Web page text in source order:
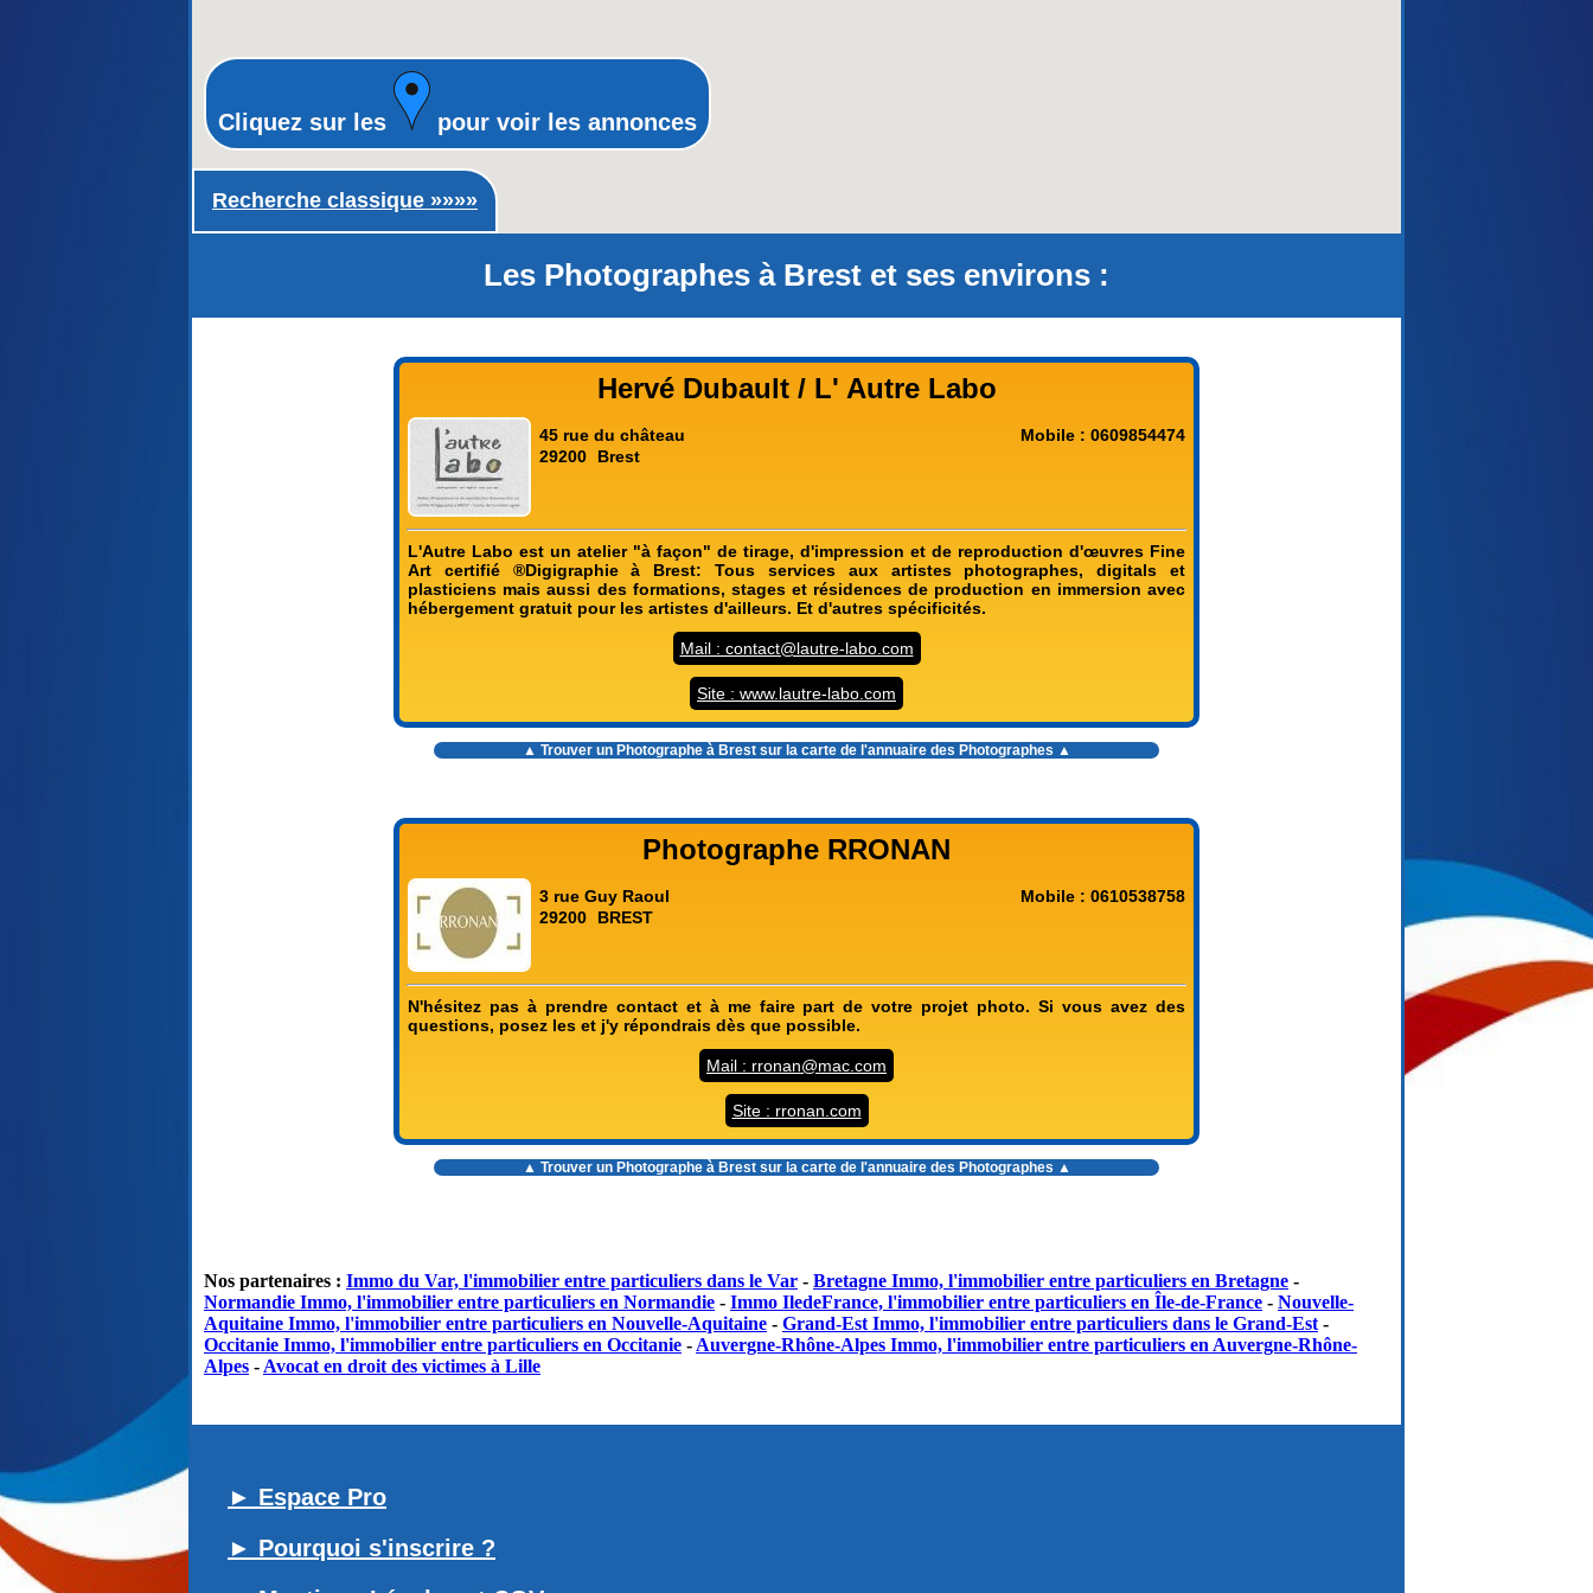
Recherche classique ►
Recherche classique »»»»
Cliquez sur les pour voir les annonces
Les Photographes à Brest et ses environs :
Hervé Dubault / L' Autre Labo
45 rue du château
29200
Brest
Mobile : 0609854474
L'Autre Labo est un atelier "à façon" de tirage, d'impression et de reproduction d'œuvres Fine
Art certifié ®Digigraphie à Brest: Tous services aux artistes photographes, digitals et
plasticiens mais aussi des formations, stages et résidences de production en immersion avec
hébergement gratuit pour les artistes d'ailleurs. Et d'autres spécificités.
Mail : contact@lautre-labo.com
Site : www.lautre-labo.com
▲ Trouver un Photographe à Brestsur la carte de l'annuaire des Photographes ▲
Photographe RRONAN
3 rue Guy Raoul
29200
BREST
Mobile : 0610538758
N'hésitez pas à prendre contact et à me faire part de votre projet photo. Si vous avez des
questions, posez les et j'y répondrais dès que possible.
Mail : rronan@mac.com
Site : rronan.com
▲ Trouver un Photographe à Brestsur la carte de l'annuaire des Photographes ▲
Nos partenaires : Immo du Var, l'immobilier entre particuliers dans le Var - Bretagne Immo, l'immobilier entre particuliers en Bretagne -
Normandie Immo, l'immobilier entre particuliers en Normandie - Immo IledeFrance, l'immobilier entre particuliers en Île-de-France - Nouvelle-
Aquitaine Immo, l'immobilier entre particuliers en Nouvelle-Aquitaine - Grand-Est Immo, l'immobilier entre particuliers dans le Grand-Est -
Occitanie Immo, l'immobilier entre particuliers en Occitanie - Auvergne-Rhône-Alpes Immo, l'immobilier entre particuliers en Auvergne-Rhône-
Alpes - Avocat en droit des victimes à Lille
► Espace Pro
► Pourquoi s'inscrire ?